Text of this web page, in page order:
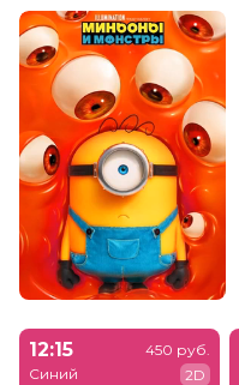
12:15
Синий
450 руб.
2D